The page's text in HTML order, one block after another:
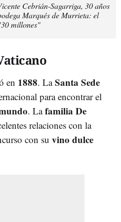
Cebrián-Sagarriga, 30 años
Marqués de Murrieta: el
millones"
en 1888. LaSanta Sede
para encontrar el
. Lafamilia De
relaciones con la
con su vino dulce